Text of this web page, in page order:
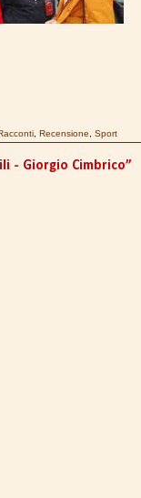
Recensione Sport
- Giorgio Cimbrico”